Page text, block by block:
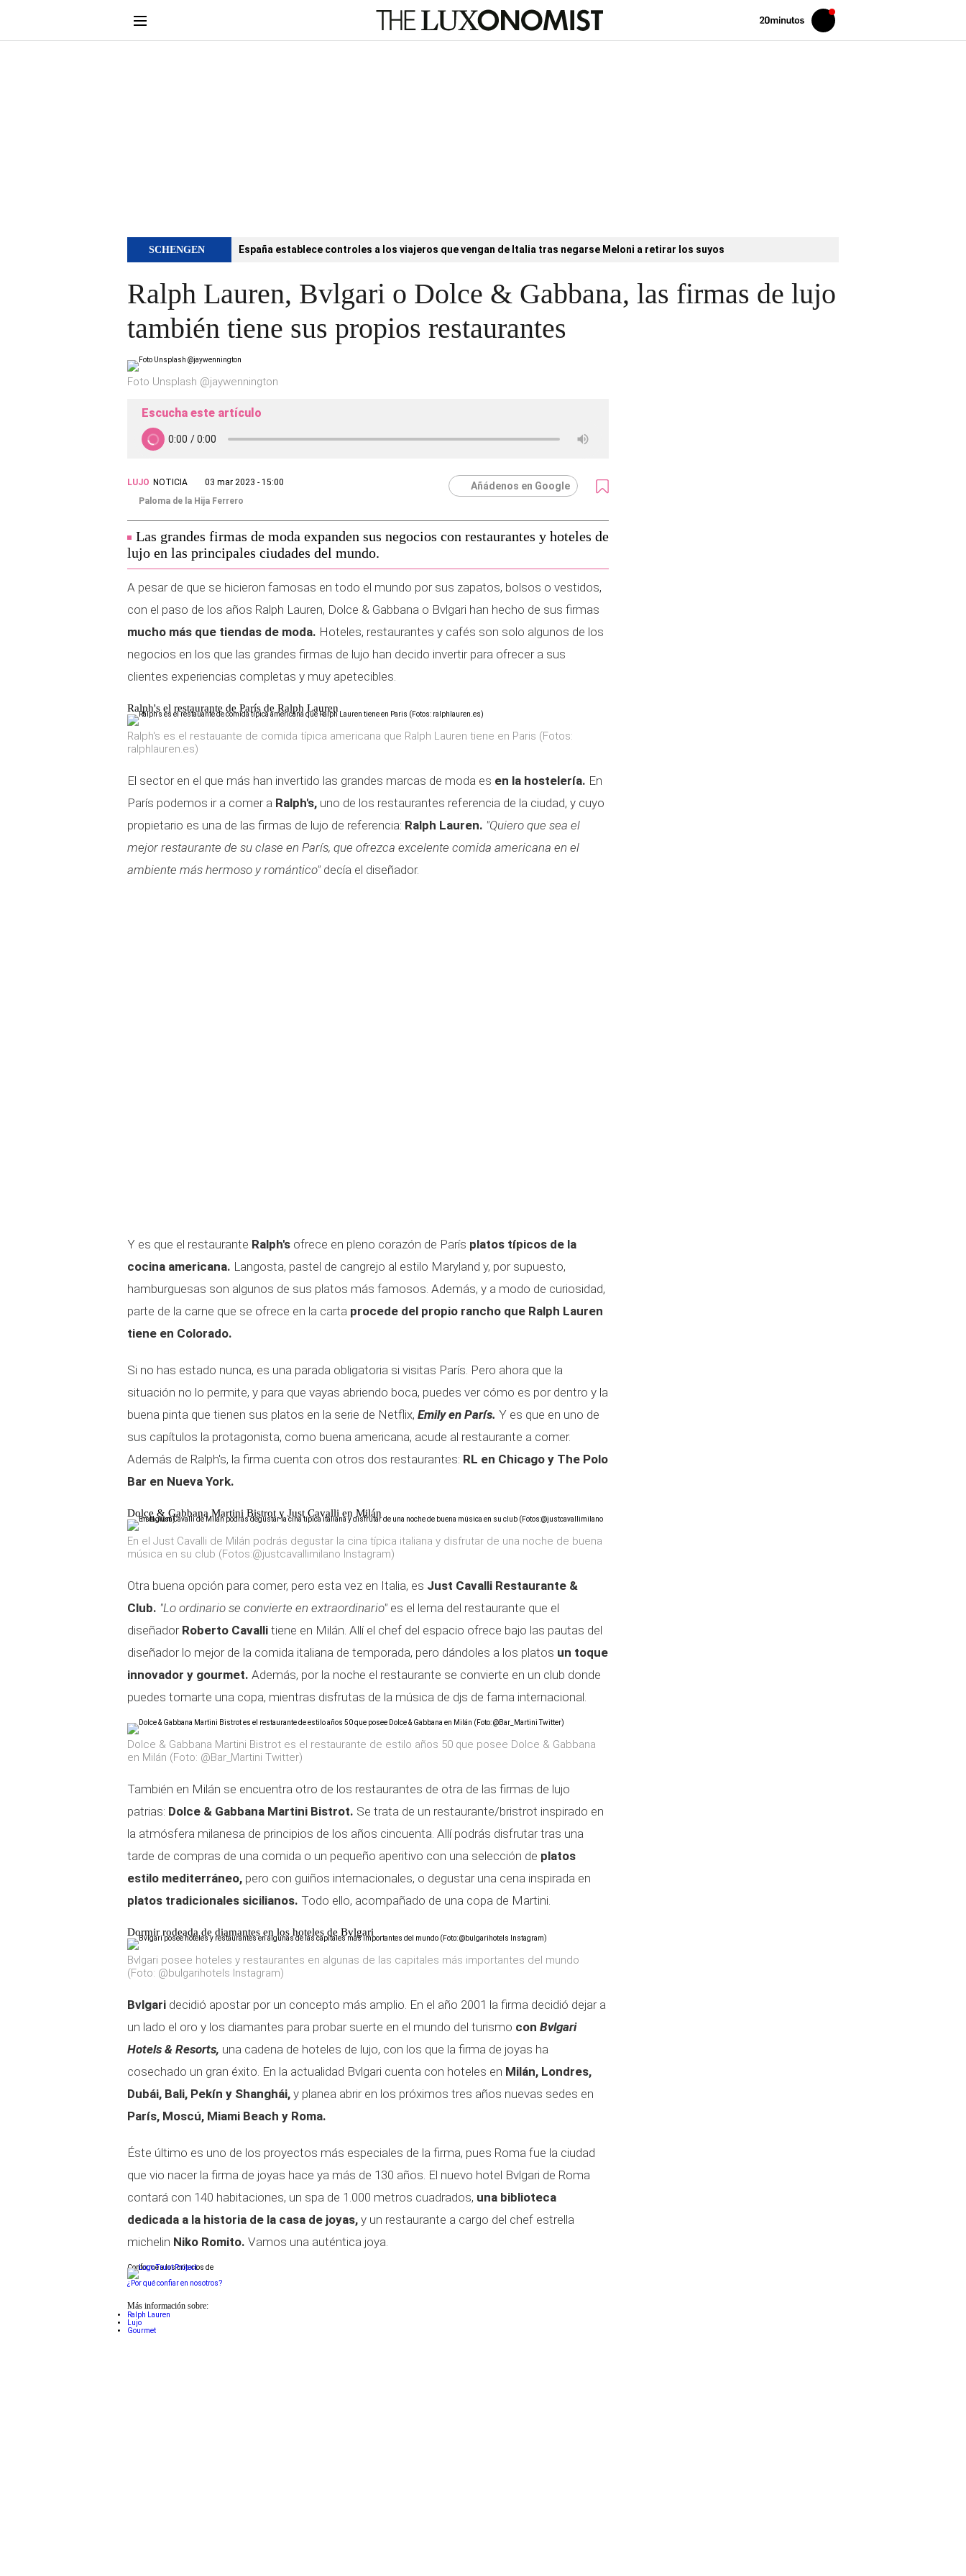
Volver
Iniciar
sesión
SCHENGEN España establece controles a los viajeros que vengan de Italia tras negarse Meloni a retirar los suyos
Ralph Lauren, Bvlgari o Dolce & Gabbana, las firmas de lujo
también tiene sus propios restaurantes
Foto Unsplash @jaywennington
Escucha este artículo
LUJO NOTICIA
03 mar 2023 - 15:00
Paloma de la Hija Ferrero
Añádenos en Google
Las grandes firmas de moda expanden sus negocios con restaurantes y hoteles de
lujo en las principales ciudades del mundo.
A pesar de que se hicieron famosas en todo el mundo por sus zapatos, bolsos o vestidos,
con el paso de los años Ralph Lauren, Dolce & Gabbana o Bvlgari han hecho de sus firmas
mucho más que tiendas de moda. Hoteles, restaurantes y cafés son solo algunos de los
negocios en los que las grandes firmas de lujo han decido invertir para ofrecer a sus
clientes experiencias completas y muy apetecibles.
Ralph's el restaurante de París de Ralph Lauren
Ralph's es el restauante de comida típica americana que Ralph Lauren tiene en Paris (Fotos:
ralphlauren.es)
El sector en el que más han invertido las grandes marcas de moda es en la hostelería. En
París podemos ir a comer a Ralph's, uno de los restaurantes referencia de la ciudad, y cuyo
propietario es una de las firmas de lujo de referencia: Ralph Lauren. "Quiero que sea el
mejor restaurante de su clase en París, que ofrezca excelente comida americana en el
ambiente más hermoso y romántico" decía el diseñador.
Y es que el restaurante Ralph's ofrece en pleno corazón de París platos típicos de la
cocina americana. Langosta, pastel de cangrejo al estilo Maryland y, por supuesto,
hamburguesas son algunos de sus platos más famosos. Además, y a modo de curiosidad,
parte de la carne que se ofrece en la carta procede del propio rancho que Ralph Lauren
tiene en Colorado.
Si no has estado nunca, es una parada obligatoria si visitas París. Pero ahora que la
situación no lo permite, y para que vayas abriendo boca, puedes ver cómo es por dentro y la
buena pinta que tienen sus platos en la serie de Netflix, Emily en París. Y es que en uno de
sus capítulos la protagonista, como buena americana, acude al restaurante a comer.
Además de Ralph's, la firma cuenta con otros dos restaurantes: RL en Chicago y The Polo
Bar en Nueva York.
Dolce & Gabbana Martini Bistrot y Just Cavalli en Milán
En el Just Cavalli de Milán podrás degustar la cina típica italiana y disfrutar de una noche de buena
música en su club (Fotos:@justcavallimilano Instagram)
Otra buena opción para comer, pero esta vez en Italia, es Just Cavalli Restaurante &
Club. "Lo ordinario se convierte en extraordinario" es el lema del restaurante que el
diseñador Roberto Cavalli tiene en Milán. Allí el chef del espacio ofrece bajo las pautas del
diseñador lo mejor de la comida italiana de temporada, pero dándoles a los platos un toque
innovador y gourmet. Además, por la noche el restaurante se convierte en un club donde
puedes tomarte una copa, mientras disfrutas de la música de djs de fama internacional.
Dolce & Gabbana Martini Bistrot es el restaurante de estilo años 50 que posee Dolce & Gabbana
en Milán (Foto: @Bar_Martini Twitter)
También en Milán se encuentra otro de los restaurantes de otra de las firmas de lujo
patrias: Dolce & Gabbana Martini Bistrot. Se trata de un restaurante/bristrot inspirado en
la atmósfera milanesa de principios de los años cincuenta. Allí podrás disfrutar tras una
tarde de compras de una comida o un pequeño aperitivo con una selección de platos
estilo mediterráneo, pero con guiños internacionales, o degustar una cena inspirada en
platos tradicionales sicilianos. Todo ello, acompañado de una copa de Martini.
Dormir rodeada de diamantes en los hoteles de Bvlgari
Bvlgari posee hoteles y restaurantes en algunas de las capitales más importantes del mundo
(Foto: @bulgarihotels Instagram)
Bvlgari decidió apostar por un concepto más amplio. En el año 2001 la firma decidió dejar a
un lado el oro y los diamantes para probar suerte en el mundo del turismo con Bvlgari
Hotels & Resorts, una cadena de hoteles de lujo, con los que la firma de joyas ha
cosechado un gran éxito. En la actualidad Bvlgari cuenta con hoteles en Milán, Londres,
Dubái, Bali, Pekín y Shanghái, y planea abrir en los próximos tres años nuevas sedes en
París, Moscú, Miami Beach y Roma.
Éste último es uno de los proyectos más especiales de la firma, pues Roma fue la ciudad
que vio nacer la firma de joyas hace ya más de 130 años. El nuevo hotel Bvlgari de Roma
contará con 140 habitaciones, un spa de 1.000 metros cuadrados, una biblioteca
dedicada a la historia de la casa de joyas, y un restaurante a cargo del chef estrella
michelin Niko Romito. Vamos una auténtica joya.
Conforme a los criterios de
¿Por qué confiar en nosotros?
Más información sobre:
Ralph Lauren
Lujo
Gourmet